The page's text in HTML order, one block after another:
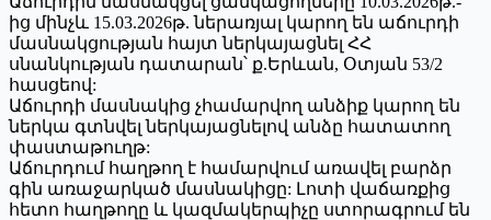
ից մինչև 15.03.2026թ. ներառյալ կարող են աճուրդի
մասնակցության հայտ ներկայացնել ՀՀ
սնանկության դատարան՝ ք.Երևան, Օտյան 53/2
հասցեով:
Աճուրդի մասնակից չհամարվող անձիք կարող են
ներկա գտնվել ներկայացնելով անձը հատատող
փաստաթուղթ:
Աճուրդում հաղթող է համարվում առավել բարձր
գին առաջարկած մասնակիցը: Լոտի վաճառքից
հետո հաղթողը և կազմակերպիչը ստորագրում են